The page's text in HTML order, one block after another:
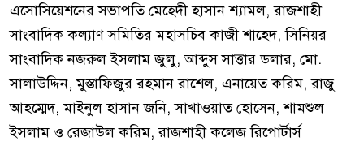
এসোসিয়েশনের সভাপতি মেহেদী হাসান শ্যামল, রাজশাহী
সাংবাদিক কল্যাণ সমিতির মহাসচিব কাজী শাহেদ, সিনিয়র
সাংবাদিক নজরুল ইসলাম জুলু, আব্দুস সাত্তার ডলার, মো.
সালাউদ্দিন, মুস্তাফিজুর রহমান রাশেল, এনায়েত করিম, রাজু
আহম্মেদ, মাইনুল হাসান জনি, সাখাওয়াত হোসেন, শামশুল
ইসলাম ও রেজাউল করিম, রাজশাহী কলেজ রিপোর্টার্স